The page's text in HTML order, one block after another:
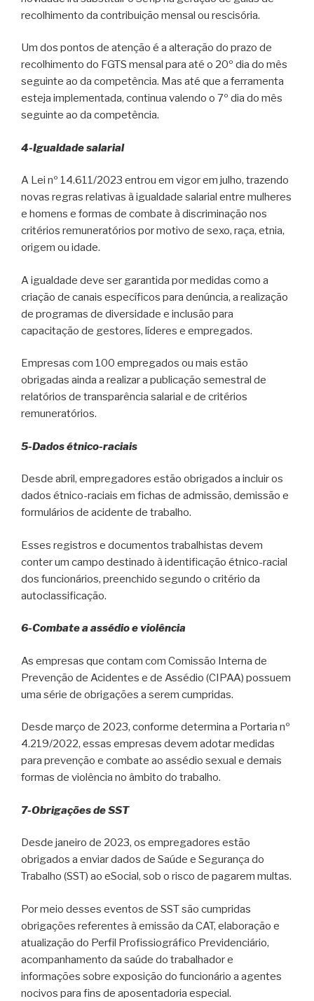
recolhimento da contribuição mensal ou rescisória.
Um dos pontos de atenção é a alteração do prazo de
recolhimento do FGTS mensal para até o 20º dia do mês
seguinte ao da competência. Mas até que a ferramenta
esteja implementada, continua valendo o 7º dia do mês
seguinte ao da competência.
4-Igualdade salarial
A Lei nº 14.611/2023 entrou em vigor em julho, trazendo
novas regras relativas à igualdade salarial entre mulheres
e homens e formas de combate à discriminação nos
critérios remuneratórios por motivo de sexo, raça, etnia,
origem ou idade.
A igualdade deve ser garantida por medidas como a
criação de canais específicos para denúncia, a realização
de programas de diversidade e inclusão para
capacitação de gestores, líderes e empregados.
Empresas com 100 empregados ou mais estão
obrigadas ainda a realizar a publicação semestral de
relatórios de transparência salarial e de critérios
remuneratórios.
5-Dados étnico-raciais
Desde abril, empregadores estão obrigados a incluir os
dados étnico-raciais em fichas de admissão, demissão e
formulários de acidente de trabalho.
Esses registros e documentos trabalhistas devem
conter um campo destinado à identificação étnico-racial
dos funcionários, preenchido segundo o critério da
autoclassificação.
6-Combate a assédio e violência
As empresas que contam com Comissão Interna de
Prevenção de Acidentes e de Assédio (CIPAA) possuem
uma série de obrigações a serem cumpridas.
Desde março de 2023, conforme determina a Portaria nº
4.219/2022, essas empresas devem adotar medidas
para prevenção e combate ao assédio sexual e demais
formas de violência no âmbito do trabalho.
7-Obrigações de SST
Desde janeiro de 2023, os empregadores estão
obrigados a enviar dados de Saúde e Segurança do
Trabalho (SST) ao eSocial, sob o risco de pagarem multas.
Por meio desses eventos de SST são cumpridas
obrigações referentes à emissão da CAT, elaboração e
atualização do Perfil Profissiográfico Previdenciário,
acompanhamento da saúde do trabalhador e
informações sobre exposição do funcionário a agentes
nocivos para fins de aposentadoria especial.